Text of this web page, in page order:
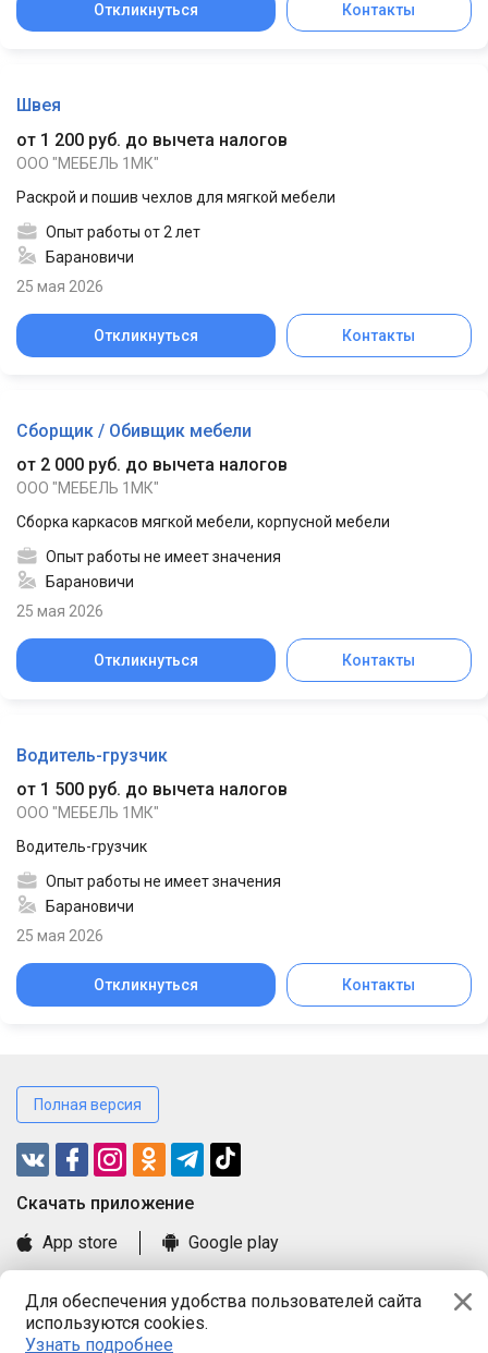
Для обеспечения удобства пользователей сайта
используются cookies.
Узнать подробнее
Откликнуться Контакты
Швея
от 1 200 руб. до вычета налогов
ООО "МЕБЕЛЬ 1МК"
Раскрой и пошив чехлов для мягкой мебели
Опыт работы от 2 лет
Барановичи
25 мая 2026
Откликнуться Контакты
Сборщик / Обивщик мебели
от 2 000 руб. до вычета налогов
ООО "МЕБЕЛЬ 1МК"
Сборка каркасов мягкой мебели, корпусной мебели
Опыт работы не имеет значения
Барановичи
25 мая 2026
Откликнуться Контакты
Водитель-грузчик
от 1 500 руб. до вычета налогов
ООО "МЕБЕЛЬ 1МК"
Водитель-грузчик
Опыт работы не имеет значения
Барановичи
25 мая 2026
Откликнуться Контакты
Полная версия
Cкачать приложение
App store
Google play
Книга замечаний и предложений
Правила и документы